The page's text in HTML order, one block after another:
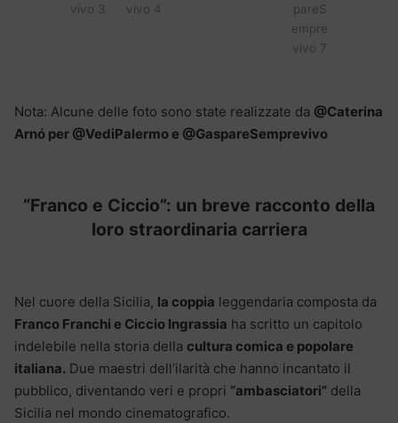
vivo 3
vivo 4
pareS
empre
vivo 7
Nota: Alcune delle foto sono state realizzate da @Caterina
Arnó per @VediPalermo e @GaspareSemprevivo
“Franco e Ciccio”: un breve racconto della
loro straordinaria carriera
Nel cuore della Sicilia, la coppia leggendaria composta da
Franco Franchi e Ciccio Ingrassia ha scritto un capitolo
indelebile nella storia della cultura comica e popolare
italiana. Due maestri dell’ilarità che hanno incantato il
pubblico, diventando veri e propri “ambasciatori” della
Sicilia nel mondo cinematografico.